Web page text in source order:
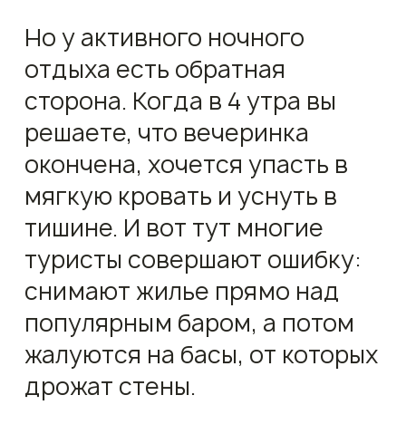
Но у активного ночного
отдыха есть обратная
сторона. Когда в 4 утра вы
решаете, что вечеринка
окончена, хочется упасть в
мягкую кровать и уснуть в
тишине. И вот тут многие
туристы совершают ошибку:
снимают жилье прямо над
популярным баром, а потом
жалуются на басы, от которых
дрожат стены.